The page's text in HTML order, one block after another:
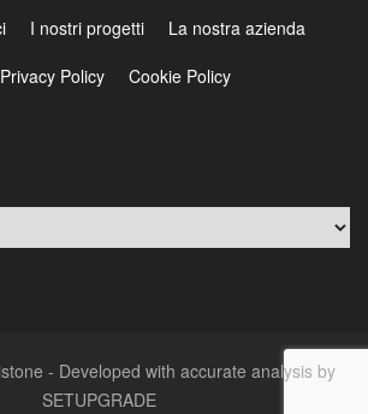
I nostri progetti
La nostra azienda
Privacy Policy Cookie Policy
- Developed with accurate analysis by
SETUPGRADE